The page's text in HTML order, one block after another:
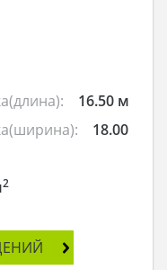
16.50 м
18.00
2